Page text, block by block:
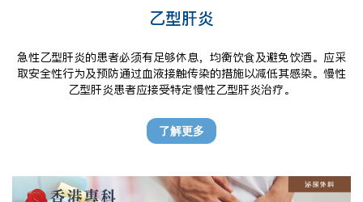
乙型肝炎
急性乙型肝炎的患者必须有足够休息，均衡饮食及避免饮酒。应采
取安全性行为及预防通过血液接触传染的措施以减低其感染。慢性
乙型肝炎患者应接受特定慢性乙型肝炎治疗。
了解更多